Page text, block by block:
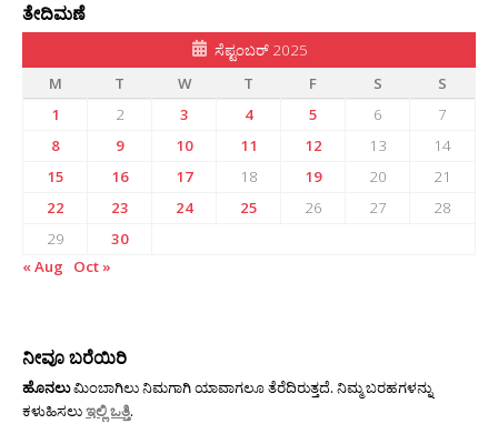
ತೇದಿಮಣೆ
ಸೆಪ್ಟಂಬರ್ 2025
M
T W T F S
S
1
2 3 4 5 6
7
8
9 10 11 12 13
14
15
16 17 18 19 20
21
22
23 24 25 26 27
28
29
30
« Aug
Oct »
ನೀವೂ ಬರೆಯಿರಿ
ಹೊನಲುಮಿಂಬಾಗಿಲು ನಿಮಗಾಗಿ ಯಾವಾಗಲೂ ತೆರೆದಿರುತ್ತದೆ. ನಿಮ್ಮ ಬರಹಗಳನ್ನು
ಕಳುಹಿಸಲುಇಲ್ಲಿ ಒತ್ತಿ.